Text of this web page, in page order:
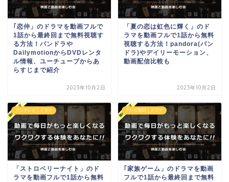
｢恋仲」のドラマを動画フルで
1話から最終回まで無料視聴す
る方法！パンドラや
DailymotionからDVDレンタ
ル情報、ユーチューブからあ
らすじまで紹介
2023年10月2日
「夏の恋は虹色に輝く」のド
ラマを動画フルで1話から無料
視聴する方法！pandora(パン
ドラ)やデイリーモーション、
動画配信比較も
2023年10月2日
フジテレビ｜ドラマ
「ストロベリーナイト」のド
ラマを動画フルで1話から無料
テレビ朝日｜ドラマ
｢家族ゲーム」のドラマを動画
フルで1話から最終回まで無料